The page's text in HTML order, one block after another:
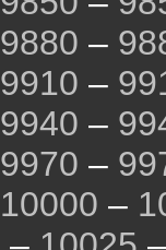
9880 –
9910 –
9940 –
9970 –
10000 –